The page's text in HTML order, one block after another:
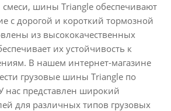
смеси, шины Triangle обеспечивают
с дорогой и короткий тормозной
из высококачественных
их устойчивость к
В нашем интернет-магазине
грузовые шины Triangle по
представлен широкий
для различных типов грузовых